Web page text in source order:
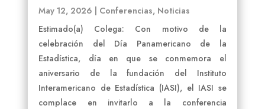
May 12, 2026 | Conferencias, Noticias
Estimado(a) Colega: Con motivo de la
celebración del Día Panamericano de la
Estadística, día en que se conmemora el
aniversario de la fundación del Instituto
Interamericano de Estadística (IASI), el IASI se
complace en invitarlo a la conferencia